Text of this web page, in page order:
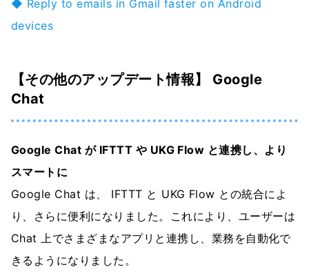
◆ Reply to emails in Gmail faster on Android
devices
【その他のアップデート情報】 Google
Chat
Google Chat が IFTTT や UKG Flow と連携し、より
スマートに
Google Chat は、 IFTTT と UKG Flow との統合によ
り、さらに便利になりました。これにより、ユーザーは
Chat 上でさまざまなアプリと連携し、業務を自動化で
きるようになりました。